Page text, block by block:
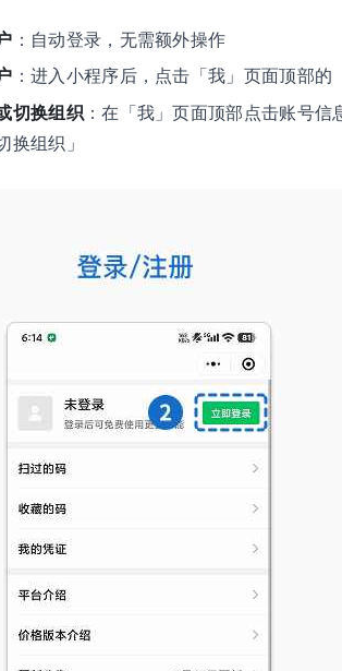
：自动登录，无需额外操作
：进入小程序后，点击「我」页面顶部
切换组织：在「我」页面顶部点击账号信
换组织」